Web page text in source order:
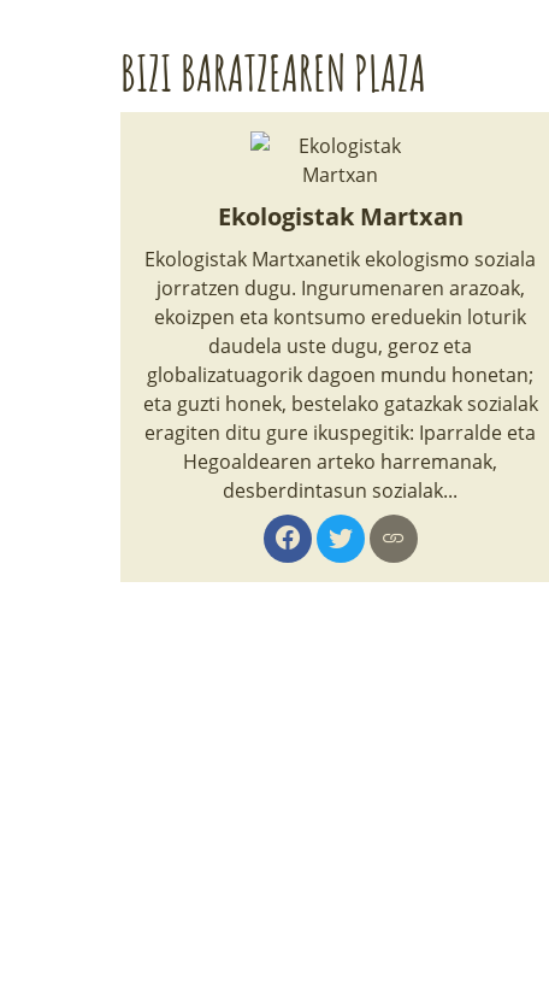
BIZI BARATZEAREN PLAZA
Ekologistak Martxan
Ekologistak Martxanetik ekologismo soziala
jorratzen dugu. Ingurumenaren arazoak,
ekoizpen eta kontsumo ereduekin loturik
daudela uste dugu, geroz eta
globalizatuagorik dagoen mundu honetan;
eta guzti honek, bestelako gatazkak sozialak
eragiten ditu gure ikuspegitik: Iparralde eta
Hegoaldearen arteko harremanak,
desberdintasun sozialak...